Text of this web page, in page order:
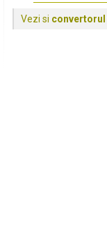
Vezi si convertorul